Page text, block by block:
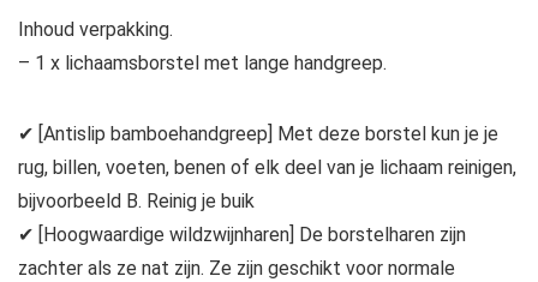
Inhoud verpakking.
– 1 x lichaamsborstel met lange handgreep.
✔ [Antislip bamboehandgreep] Met deze borstel kun je je
rug, billen, voeten, benen of elk deel van je lichaam reinigen,
bijvoorbeeld B. Reinig je buik
✔ [Hoogwaardige wildzwijnharen] De borstelharen zijn
zachter als ze nat zijn. Ze zijn geschikt voor normale